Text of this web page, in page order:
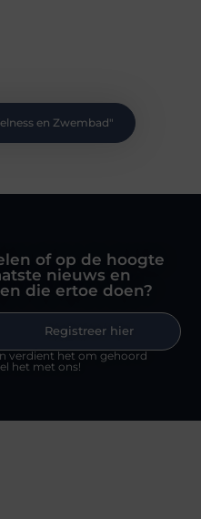
en Zwembad"
of op de hoogte
nieuws en
die ertoe doen?
Registreer hier
verdient het om gehoord
het met ons!